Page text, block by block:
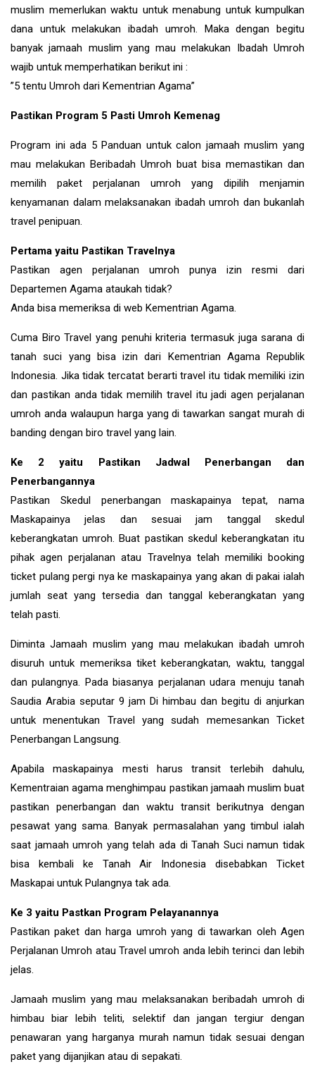
muslim memerlukan waktu untuk menabung untuk kumpulkan
dana untuk melakukan ibadah umroh. Maka dengan begitu
banyak jamaah muslim yang mau melakukan Ibadah Umroh
wajib untuk memperhatikan berikut ini :
”5 tentu Umroh dari Kementrian Agama”
Pastikan Program 5 Pasti Umroh Kemenag
Program ini ada 5 Panduan untuk calon jamaah muslim yang
mau melakukan Beribadah Umroh buat bisa memastikan dan
memilih paket perjalanan umroh yang dipilih menjamin
kenyamanan dalam melaksanakan ibadah umroh dan bukanlah
travel penipuan.
Pertama yaitu Pastikan Travelnya
Pastikan agen perjalanan umroh punya izin resmi dari
Departemen Agama ataukah tidak?
Anda bisa memeriksa di web Kementrian Agama.
Cuma Biro Travel yang penuhi kriteria termasuk juga sarana di
tanah suci yang bisa izin dari Kementrian Agama Republik
Indonesia. Jika tidak tercatat berarti travel itu tidak memiliki izin
dan pastikan anda tidak memilih travel itu jadi agen perjalanan
umroh anda walaupun harga yang di tawarkan sangat murah di
banding dengan biro travel yang lain.
Ke 2 yaitu Pastikan Jadwal Penerbangan dan
Penerbangannya
Pastikan Skedul penerbangan maskapainya tepat, nama
Maskapainya jelas dan sesuai jam tanggal skedul
keberangkatan umroh. Buat pastikan skedul keberangkatan itu
pihak agen perjalanan atau Travelnya telah memiliki booking
ticket pulang pergi nya ke maskapainya yang akan di pakai ialah
jumlah seat yang tersedia dan tanggal keberangkatan yang
telah pasti.
Diminta Jamaah muslim yang mau melakukan ibadah umroh
disuruh untuk memeriksa tiket keberangkatan, waktu, tanggal
dan pulangnya. Pada biasanya perjalanan udara menuju tanah
Saudia Arabia seputar 9 jam Di himbau dan begitu di anjurkan
untuk menentukan Travel yang sudah memesankan Ticket
Penerbangan Langsung.
Apabila maskapainya mesti harus transit terlebih dahulu,
Kementraian agama menghimpau pastikan jamaah muslim buat
pastikan penerbangan dan waktu transit berikutnya dengan
pesawat yang sama. Banyak permasalahan yang timbul ialah
saat jamaah umroh yang telah ada di Tanah Suci namun tidak
bisa kembali ke Tanah Air Indonesia disebabkan Ticket
Maskapai untuk Pulangnya tak ada.
Ke 3 yaitu Pastkan Program Pelayanannya
Pastikan paket dan harga umroh yang di tawarkan oleh Agen
Perjalanan Umroh atau Travel umroh anda lebih terinci dan lebih
jelas.
Jamaah muslim yang mau melaksanakan beribadah umroh di
himbau biar lebih teliti, selektif dan jangan tergiur dengan
penawaran yang harganya murah namun tidak sesuai dengan
paket yang dijanjikan atau di sepakati.